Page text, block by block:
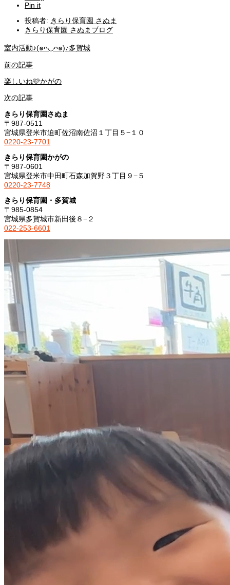
Pin it
投稿者: きらり保育園 さぬま
きらり保育園 さぬまブログ
室内活動♪(๑ᴖ◡ᴖ๑)♪多賀城
前の記事
楽しいね🩷かがの
次の記事
きらり保育園さぬま
〒987-0511
宮城県登米市迫町佐沼南佐沼１丁目５−１０
0220-23-7701
きらり保育園かがの
〒987-0601
宮城県登米市中田町石森加賀野３丁目９−５
0220-23-7748
きらり保育園・多賀城
〒985-0854
宮城県多賀城市新田後８−２
022-253-6601